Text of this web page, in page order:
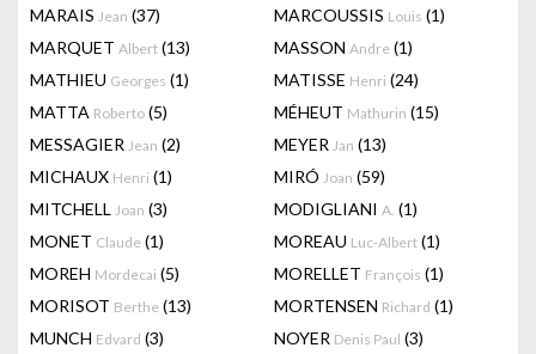
MARAIS Jean (37) MARCOUSSIS Louis (1)
MARQUET Albert (13) MASSON Andre (1)
MATHIEU Georges (1) MATISSE Henri (24)
MATTA Roberto (5) MÉHEUT Mathurin (15)
MESSAGIER Jean (2) MEYER Jan (13)
MICHAUX Henri (1) MIRÓ Joan (59)
MITCHELL Joan (3) MODIGLIANI A. (1)
MONET Claude (1) MOREAU Luc-Albert (1)
MOREH Mordecai (5) MORELLET François (1)
MORISOT Berthe (13) MORTENSEN Richard (1)
MUNCH Edvard (3) NOYER Denis Paul (3)